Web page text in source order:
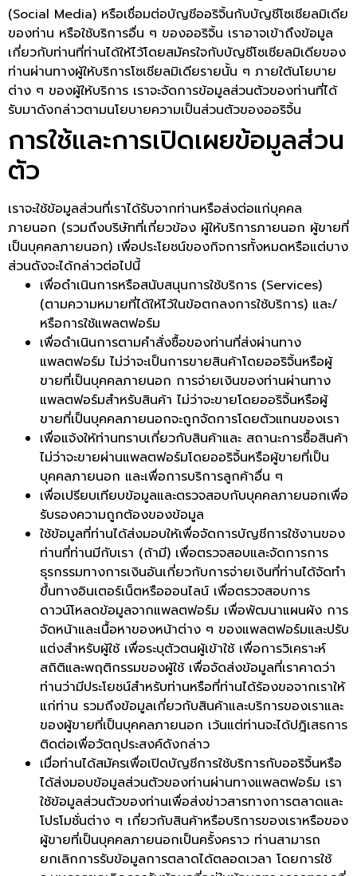
(Social Media) หรือเชื่อมต่อบัญชีออริจิ้นกับบัญชีโซเชียลมิเดีย
ของท่าน หรือใช้บริการอื่น ๆ ของออริจิ้น เราอาจเข้าถึงข้อมูล
เกี่ยวกับท่านที่ท่านได้ให้ไว้โดยสมัครใจกับบัญชีโซเชียลมิเดียของ
ท่านผ่านทางผู้ให้บริการโซเชียลมิเดียรายนั้น ๆ ภายใต้นโยบาย
ต่าง ๆ ของผู้ให้บริการ เราจะจัดการข้อมูลส่วนตัวของท่านที่ได้
รับมาดังกล่าวตามนโยบายความเป็นส่วนตัวของออริจิ้น
การใช้และการเปิดเผยข้อมูลส่วน
ตัว
เราจะใช้ข้อมูลส่วนที่เราได้รับจากท่านหรือส่งต่อแก่บุคคล
ภายนอก (รวมถึงบริษัทที่เกี่ยวข้อง ผู้ให้บริการภายนอก ผู้ขายที่
เป็นบุคคลภายนอก) เพื่อประโยชน์ของกิจการทั้งหมดหรือแต่บาง
ส่วนดังจะได้กล่าวต่อไปนี้
เพื่อดำเนินการหรือสนับสนุนการใช้บริการ (Services)
(ตามความหมายที่ได้ให้ไว้ในข้อตกลงการใช้บริการ) และ/
หรือการใช้แพลตฟอร์ม
เพื่อดำเนินการตามคำสั่งซื้อของท่านที่ส่งผ่านทาง
แพลตฟอร์ม ไม่ว่าจะเป็นการขายสินค้าโดยออริจิ้นหรือผู้
ขายที่เป็นบุคคลภายนอก การจ่ายเงินของท่านผ่านทาง
แพลตฟอร์มสำหรับสินค้า ไม่ว่าจะขายโดยออริจิ้นหรือผู้
ขายที่เป็นบุคคลภายนอกจะถูกจัดการโดยตัวแทนของเรา
เพื่อแจ้งให้ท่านทราบเกี่ยวกับสินค้าและ สถานะการซื้อสินค้า
ไม่ว่าจะขายผ่านแพลตฟอร์มโดยออริจิ้นหรือผู้ขายที่เป็น
บุคคลภายนอก และเพื่อการบริการลูกค้าอื่น ๆ
เพื่อเปรียบเทียบข้อมูลและตรวจสอบกับบุคคลภายนอกเพื่อ
รับรองความถูกต้องของข้อมูล
ใช้ข้อมูลที่ท่านได้ส่งมอบให้เพื่อจัดการบัญชีการใช้งานของ
ท่านที่ท่านมีกับเรา (ถ้ามี) เพื่อตรวจสอบและจัดการการ
ธุรกรรมทางการเงินอันเกี่ยวกับการจ่ายเงินที่ท่านได้จัดทำ
ขึ้นทางอินเตอร์เน็ตหรือออนไลน์ เพื่อตรวจสอบการ
ดาวน์โหลดข้อมูลจากแพลตฟอร์ม เพื่อพัฒนาแผนผัง การ
จัดหน้าและเนื้อหาของหน้าต่าง ๆ ของแพลตฟอร์มและปรับ
แต่งสำหรับผู้ใช้ เพื่อระบุตัวตนผู้เข้าใช้ เพื่อการวิเคราะห์
สถิติและพฤติกรรมของผู้ใช้ เพื่อจัดส่งข้อมูลที่เราคาดว่า
ท่านว่ามีประโยชน์สำหรับท่านหรือที่ท่านได้ร้องขอจากเราให้
แก่ท่าน รวมถึงข้อมูลเกี่ยวกับสินค้าและบริการของเราและ
ของผู้ขายที่เป็นบุคคลภายนอก เว้นแต่ท่านจะได้ปฎิเสธการ
ติดต่อเพื่อวัตถุประสงค์ดังกล่าว
เมื่อท่านได้สมัครเพื่อเปิดบัญชีการใช้บริการกับออริจิ้นหรือ
ได้ส่งมอบข้อมูลส่วนตัวของท่านผ่านทางแพลตฟอร์ม เรา
ใช้ข้อมูลส่วนตัวของท่านเพื่อส่งข่าวสารทางการตลาดและ
โปรโมชั่นต่าง ๆ เกี่ยวกับสินค้าหรือบริการของเราหรือของ
ผู้ขายที่เป็นบุคคลภายนอกเป็นครั้งคราว ท่านสามารถ
ยกเลิกการรับข้อมูลการตลาดได้ตลอดเวลา โดยการใช้